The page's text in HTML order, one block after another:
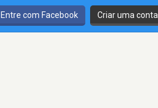
Entre com Facebook Criar uma conta